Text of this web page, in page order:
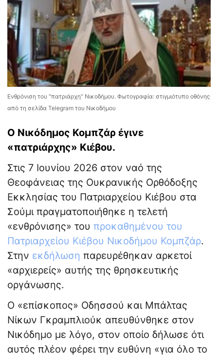
Ενθρόνιση του "πατριάρχη" Νικοδήμου. Φωτογραφία: στιγμιότυπο οθόνης
από τη σελίδα Telegram του Νικοδήμου
Ο Νικόδημος Κομπζάρ έγινε
«πατριάρχης» Κιέβου.
Στις 7 Ιουνίου 2026 στον ναό της
Θεοφάνειας της Ουκρανικής Ορθόδοξης
Εκκλησίας του Πατριαρχείου Κιέβου στα
Σούμι πραγματοποιήθηκε η τελετή
«ενθρόνισης» του προκαθημένου του
Πατριαρχείου Κιέβου Νικοδήμου Κομπζάρ.
Στην εκδήλωση παρευρέθηκαν αρκετοί
«αρχιερείς» αυτής της θρησκευτικής
οργάνωσης.
Ο «επίσκοπος» Οδησσού και Μπάλτας
Νίκων Γκραμπλιούκ απευθύνθηκε στον
Νικόδημο με λόγο, στον οποίο δήλωσε ότι
αυτός πλέον φέρει την ευθύνη «για όλο το